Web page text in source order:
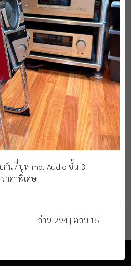
กันที่บูท mp. Audio ชั้น 3
าคาพิเศษ
อ่าน 294 | ตอบ 15